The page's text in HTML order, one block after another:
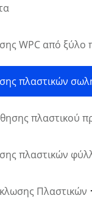
WPC από ξύλο
πλαστικών
πλαστικού
πλαστικών
Πλαστικών